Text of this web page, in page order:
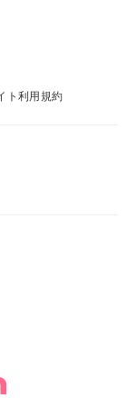
ト利用規約